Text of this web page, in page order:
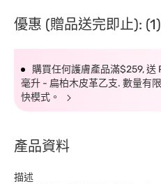
優惠 (贈品送完即止): (1)
購買任何護膚產品滿$259, 送
毫升 - 扁柏木皮革乙支. 數量有
快模式。
產品資料
描述